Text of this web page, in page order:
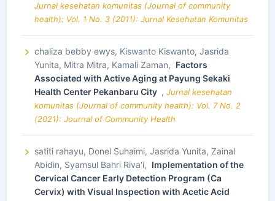
Jurnal kesehatan komunitas (Journal of community
health): Vol. 1 No. 3 (2011): Jurnal Kesehatan Komunitas
chaliza bebby ewys, Kiswanto Kiswanto, Jasrida
Yunita, Mitra Mitra, Kamali Zaman, Factors
Associated with Active Aging at Payung Sekaki
Health Center Pekanbaru City , Jurnal kesehatan
komunitas (Journal of community health): Vol. 7 No. 2
(2021): Journal of Community Health
satiti rahayu, Donel Suhaimi, Jasrida Yunita, Zainal
Abidin, Syamsul Bahri Riva'i, Implementation of the
Cervical Cancer Early Detection Program (Ca
Cervix) with Visual Inspection with Acetic Acid